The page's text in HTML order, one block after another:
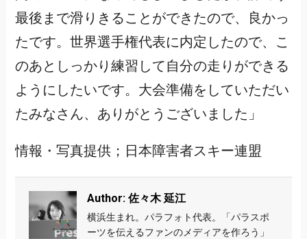
最後まで滑りきることができたので、良かっ
たです。世界選手権代表に内定したので、こ
のあとしっかり練習して自分の走りができる
ようにしたいです。大会準備をしていただい
たみなさん、ありがとうございました」
情報・写真提供；日本障害者スキー連盟
Author: 佐々木 延江
横浜生まれ。パラフォト代表。「パラスポ
ーツを伝えるファンのメディアを作ろう」